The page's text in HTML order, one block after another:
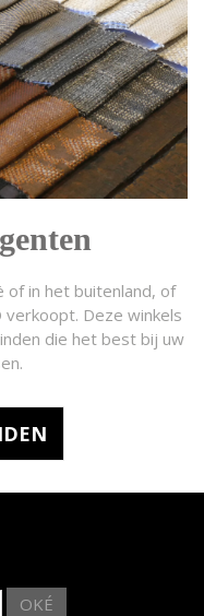
of in het buitenland, of
verkoopt. Deze winkels
die het best bij uw
OKÉ